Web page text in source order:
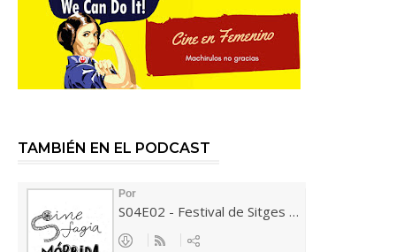
TAMBIÉN EN EL PODCAST